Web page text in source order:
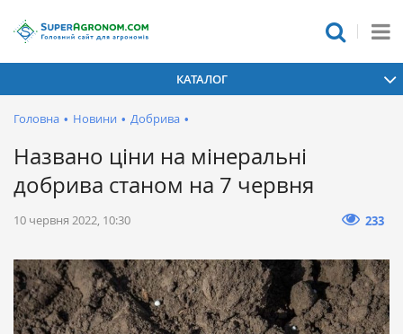
КАТАЛОГ
Головна • Новини • Добрива •
Названо ціни на мінеральні
добрива станом на 7 червня
10 червня 2022, 10:30 233